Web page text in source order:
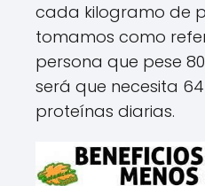
cada kilogramo de
tomamos como
persona que pese
será que necesita
proteínas diarias.